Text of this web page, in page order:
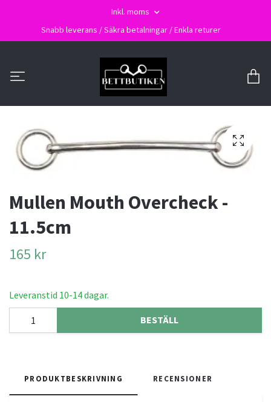
Inkl. moms
Snabb leverans / Säkra betalningar / Enkla returer
Mullen Mouth Overcheck -
11.5cm
165 kr
Leveranstid 10-14 dagar.
BESTÄLL
PRODUKTBESKRIVNING RECENSIONER